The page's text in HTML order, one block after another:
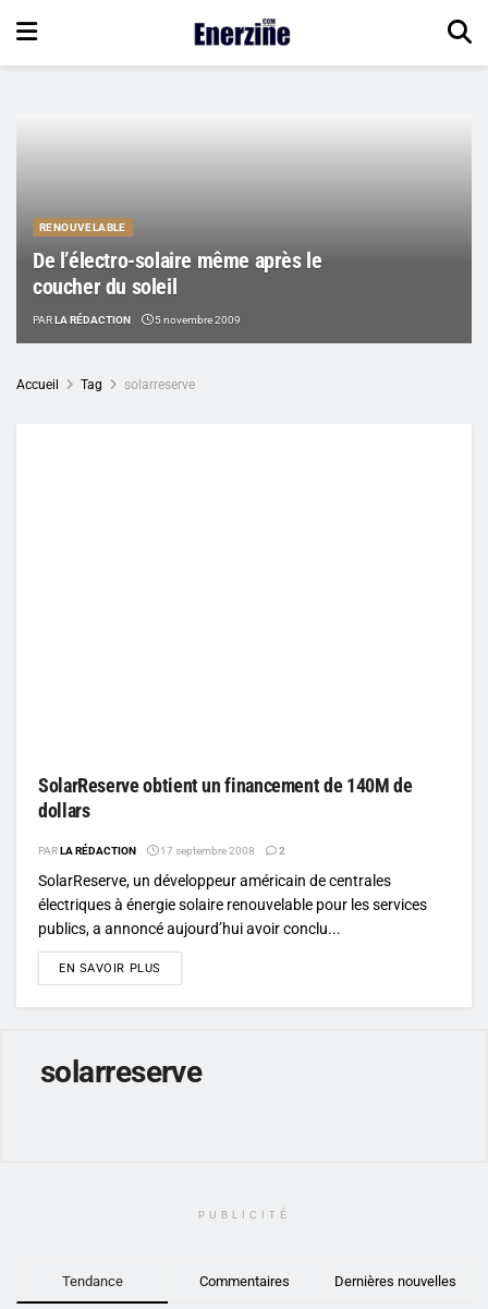
RENOUVELABLE
De l’électro-solaire même après le
coucher du soleil
PARLA RÉDACTION 5 novembre 2009
Accueil Tag solarreserve
SolarReserve obtient un financement de 140M de
dollars
PARLA RÉDACTION 17 septembre 2008 2
SolarReserve, un développeur américain de centrales
électriques à énergie solaire renouvelable pour les services
publics, a annoncé aujourd’hui avoir conclu...
EN SAVOIR PLUS
solarreserve
PUBLICITÉ
Tendance Commentaires Dernières nouvelles